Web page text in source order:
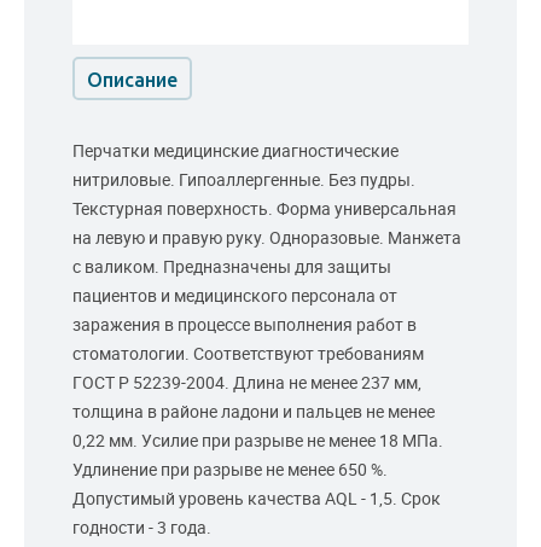
Описание
Перчатки медицинские диагностические
нитриловые. Гипоаллергенные. Без пудры.
Текстурная поверхность. Форма универсальная
на левую и правую руку. Одноразовые. Манжета
с валиком. Предназначены для защиты
пациентов и медицинского персонала от
заражения в процессе выполнения работ в
стоматологии. Соответствуют требованиям
ГОСТ Р 52239-2004. Длина не менее 237 мм,
толщина в районе ладони и пальцев не менее
0,22 мм. Усилие при разрыве не менее 18 МПа.
Удлинение при разрыве не менее 650 %.
Допустимый уровень качества AQL - 1,5. Срок
годности - 3 года.